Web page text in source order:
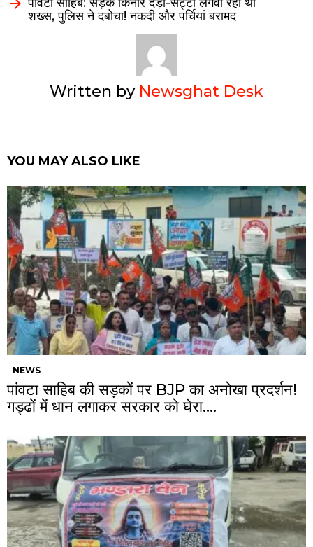
शख्स, पुलिस ने दबोचा! नकदी और पर्चियां बरामद
Written by Newsghat Desk
YOU MAY ALSO LIKE
NEWS
पांवटा साहिब की सड़कों पर BJP का अनोखा प्रदर्शन!
गड्ढों में धान लगाकर सरकार को घेरा….